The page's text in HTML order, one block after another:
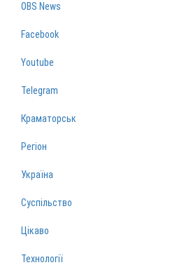
OBS News
Facebook
Youtube
Telegram
Краматорськ
Регіон
Україна
Суспільство
Цікаво
Технології